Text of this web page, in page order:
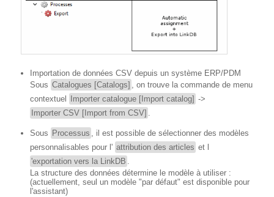
Importation de données CSV depuis un système ERP/PDM
Sous Catalogues [Catalogs] , on trouve la commande de menu
contextuel
Importer catalogue [Import catalog] ->
Importer CSV [Import from CSV] .
Sous Processus , il est possible de sélectionner des modèles
personnalisables pour l' attribution des articles et l
'exportation vers la LinkDB .
La structure des données détermine le modèle à utiliser :
(actuellement, seul un modèle "par défaut" est disponible pour
l'assistant)